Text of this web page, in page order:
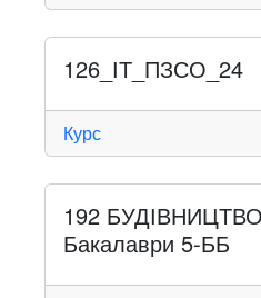
126_ІТ_ПЗСО_24
Курс
192
Бакалаври 5-ББ